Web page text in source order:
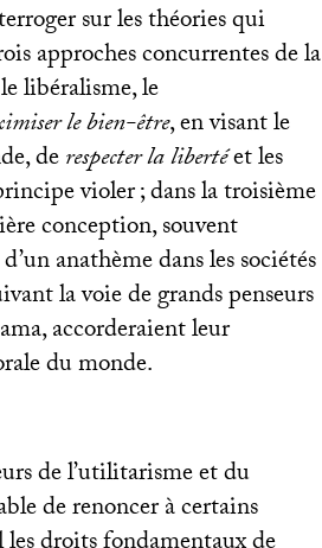
sur les théories qui
approches concurrentes de la
libéralisme, le
le bien-être, en visant le
derespecter la libertéet les
violer; dans la troisième
conception, souvent
anathème dans les sociétés
la voie de grands penseurs
accorderaient leur
du monde.
de l’utilitarisme et du
de renoncer à certains